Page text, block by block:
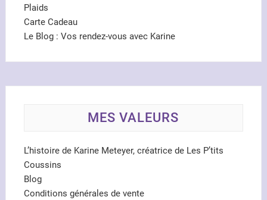
Plaids
Carte Cadeau
Le Blog : Vos rendez-vous avec Karine
MES VALEURS
L’histoire de Karine Meteyer, créatrice de Les P’tits
Coussins
Blog
Conditions générales de vente